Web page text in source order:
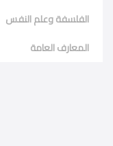
الفلسفة وعلم النفس
المعارف العامة